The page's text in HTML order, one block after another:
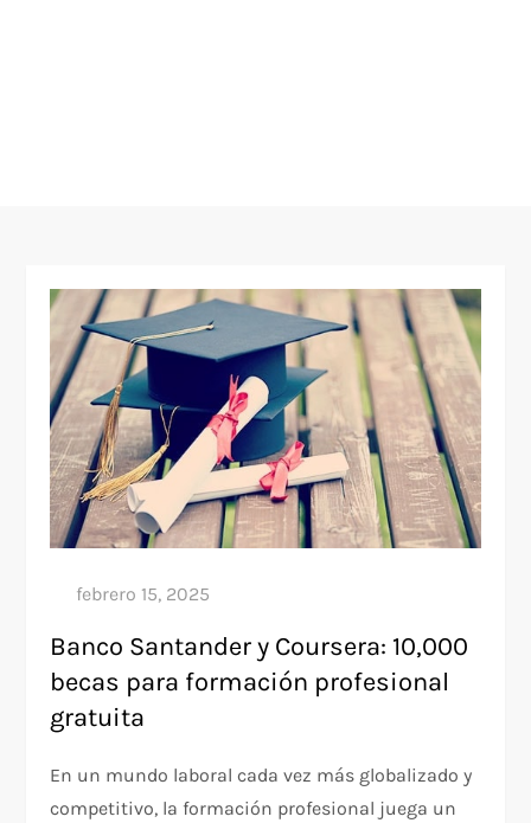
Banco Santander y Coursera: 10,000
becas para formación profesional
gratuita
En un mundo laboral cada vez más globalizado y
competitivo, la formación profesional juega un